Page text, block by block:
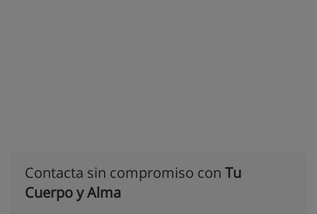
Contacta sin compromiso con Tu
Cuerpo y Alma